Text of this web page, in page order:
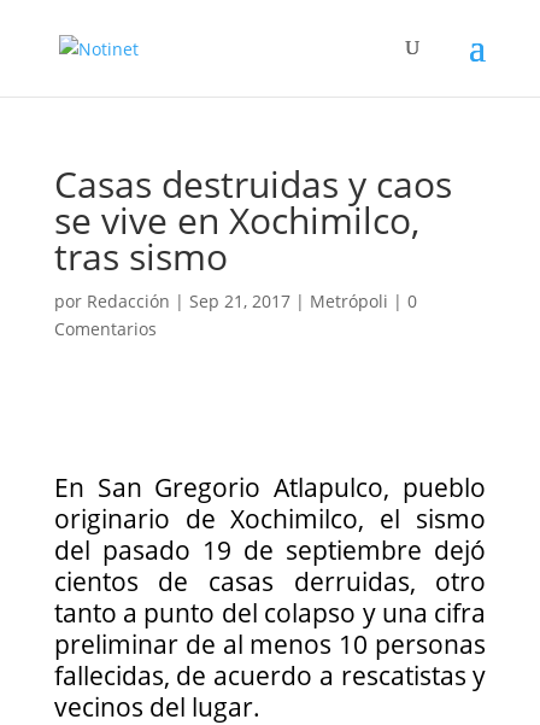
Casas destruidas y caos
se vive en Xochimilco,
tras sismo
por Redacción | Sep 21, 2017| Metrópoli | 0
Comentarios
En San Gregorio Atlapulco, pueblo
originario de Xochimilco, el sismo
del pasado 19 de septiembre dejó
cientos de casas derruidas, otro
tanto a punto del colapso y una cifra
preliminar de al menos 10 personas
fallecidas, de acuerdo a rescatistas y
vecinos del lugar.